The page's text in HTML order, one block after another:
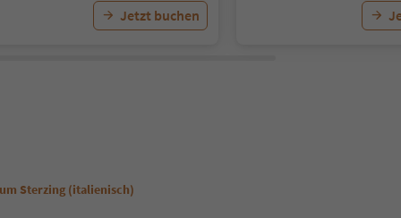
Jetzt buchen
Sterzing (italienisch)